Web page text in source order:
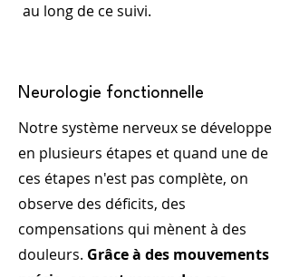
au long de ce suivi.
Neurologie fonctionnelle
Notre système nerveux se développe
en plusieurs étapes et quand une de
ces étapes n'est pas complète, on
observe des déficits, des
compensations qui mènent à des
douleurs. Grâce à des mouvements